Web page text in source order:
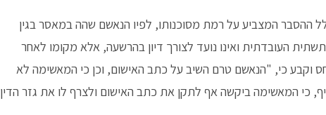
המצביע על רמת מסוכנותו, לפיו הנאשם שהה במאסר בגין
העובדתית ואינו נועד לצורך דיון בהרשעה, אלא מקומו לאחר
וקבע כי, "הנאשם טרם השיב על כתב האישום, וכן כי המאשימה לא
כי המאשימה ביקשה אף לתקן את כתב האישום ולצרף לו את גזר הדין